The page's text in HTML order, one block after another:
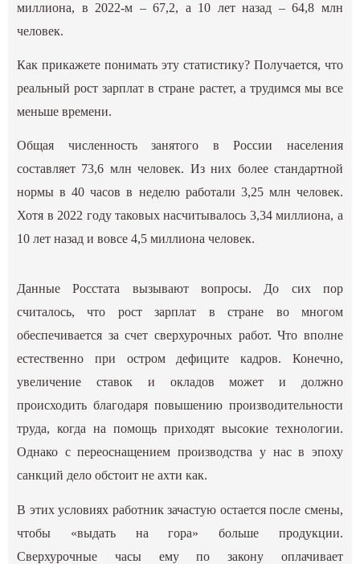
миллиона, в 2022-м – 67,2, а 10 лет назад – 64,8 млн
человек.
Как прикажете понимать эту статистику? Получается, что
реальный рост зарплат в стране растет, а трудимся мы все
меньше времени.
Общая численность занятого в России населения
составляет 73,6 млн человек. Из них более стандартной
нормы в 40 часов в неделю работали 3,25 млн человек.
Хотя в 2022 году таковых насчитывалось 3,34 миллиона, а
10 лет назад и вовсе 4,5 миллиона человек.
Данные Росстата вызывают вопросы. До сих пор
считалось, что рост зарплат в стране во многом
обеспечивается за счет сверхурочных работ. Что вполне
естественно при остром дефиците кадров. Конечно,
увеличение ставок и окладов может и должно
происходить благодаря повышению производительности
труда, когда на помощь приходят высокие технологии.
Однако с переоснащением производства у нас в эпоху
санкций дело обстоит не ахти как.
В этих условиях работник зачастую остается после смены,
чтобы «выдать на гора» больше продукции.
Сверхурочные часы ему по закону оплачивает